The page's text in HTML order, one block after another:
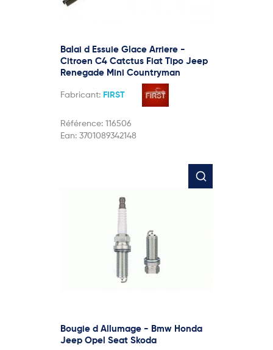
Balai d Essuie Glace Arriere -
Citroen C4 Catctus Fiat Tipo Jeep
Renegade Mini Countryman
Fabricant: FIRST
Référence: 116506
Ean: 3701089342148
Bougie d Allumage - Bmw Honda
Jeep Opel Seat Skoda